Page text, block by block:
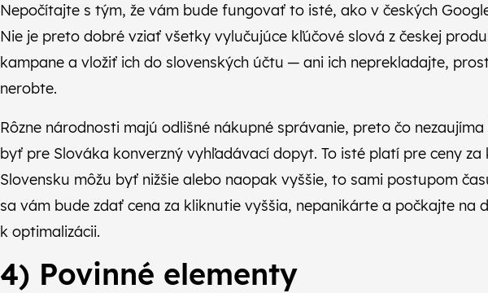
Nepočítajte s tým, že vám bude fungovať to isté, ako v českých
Nie je preto dobré vziať všetky vylučujúce kľúčové slová z českej
kampane a vložiť ich do slovenských účtu — ani ich neprekladajte,
nerobte.
Rôzne národnosti majú odlišné nákupné správanie, preto čo nezaujíma
byť pre Slováka konverzný vyhľadávací dopyt. To isté platí pre ceny
Slovensku môžu byť nižšie alebo naopak vyššie, to sami postupom
sa vám bude zdať cena za kliknutie vyššia, nepanikárte a počkajte na
k optimalizácii.
4) Povinné elementy